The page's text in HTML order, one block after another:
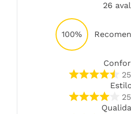
26
100%
25
25